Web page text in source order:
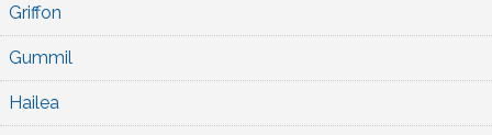
Griffon
Gummil
Hailea